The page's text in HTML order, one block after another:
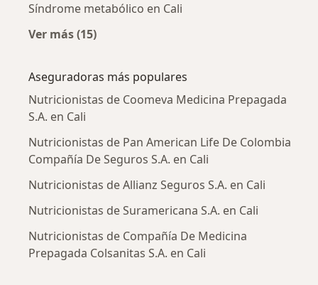
Síndrome metabólico en Cali
Ver más (15)
Aseguradoras más populares
Nutricionistas de Coomeva Medicina Prepagada
S.A. en Cali
Nutricionistas de Pan American Life De Colombia
Compañía De Seguros S.A. en Cali
Nutricionistas de Allianz Seguros S.A. en Cali
Nutricionistas de Suramericana S.A. en Cali
Nutricionistas de Compañía De Medicina
Prepagada Colsanitas S.A. en Cali